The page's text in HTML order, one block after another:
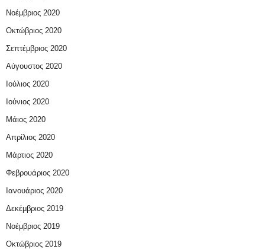
Νοέμβριος 2020
Οκτώβριος 2020
Σεπτέμβριος 2020
Αύγουστος 2020
Ιούλιος 2020
Ιούνιος 2020
Μάιος 2020
Απρίλιος 2020
Μάρτιος 2020
Φεβρουάριος 2020
Ιανουάριος 2020
Δεκέμβριος 2019
Νοέμβριος 2019
Οκτώβριος 2019